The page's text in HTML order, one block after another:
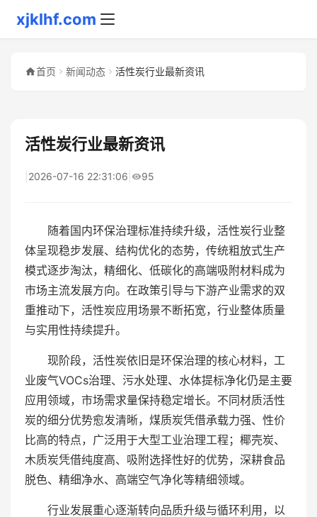
xjklhf.com
首页 新闻动态 活性炭行业最新资讯
活性炭行业最新资讯
2026-07-16 22:31:06 95
随着国内环保治理标准持续升级，活性炭行业整
体呈现稳步发展、结构优化的态势，传统粗放式生产
模式逐步淘汰，精细化、低碳化的高端吸附材料成为
市场主流发展方向。在政策引导与下游产业需求的双
重推动下，活性炭应用场景不断拓宽，行业整体质量
与实用性持续提升。
现阶段，活性炭依旧是环保治理的核心材料，工
业废气VOCs治理、污水处理、水体提标净化仍是主要
应用领域，市场需求量保持稳定增长。不同材质活性
炭的细分优势愈发清晰，煤质炭凭借承载力强、性价
比高的特点，广泛用于大型工业治理工程；椰壳炭、
木质炭凭借纯度高、吸附选择性好的优势，深耕食品
脱色、精细净水、高端空气净化等精细领域。
行业发展重心逐渐转向品质升级与循环利用，以